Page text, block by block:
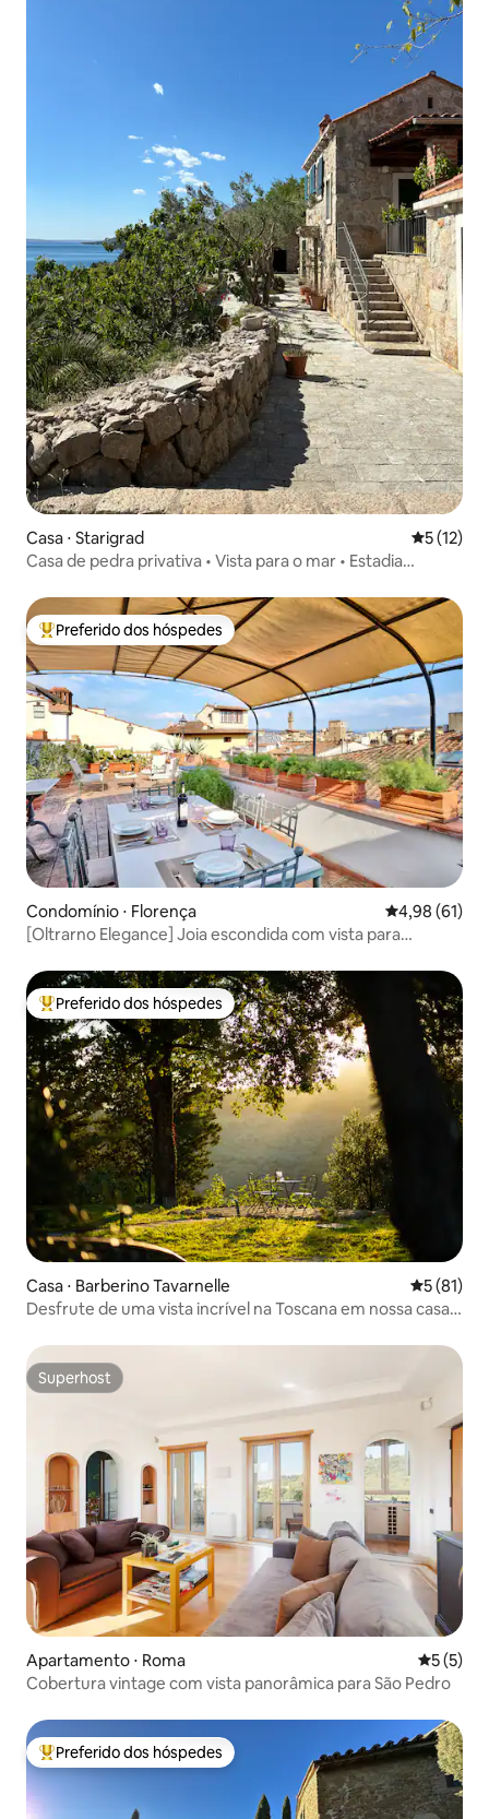
Casa ⋅ Starigrad 5 de uma
5 (12)
Casa de pedra privativa • Vista para o mar • Estadia
Entre os melhores preferidos dos hóspedes
Preferido dos hóspedes
Condomínio ⋅ Florença 4,98 de uma
4,98 (61)
[Oltrarno Elegance] Joia escondida com vista para
Entre os melhores preferidos dos hóspedes
Preferido dos hóspedes
Casa ⋅ Barberino Tavarnelle 5 de uma
5 (81)
Desfrute de uma vista incrível na Toscana em nossa casa
Superhost
Superhost
Apartamento ⋅ Roma 5 de
5 (5)
Cobertura vintage com vista panorâmica para São Pedro
Entre os melhores preferidos dos hóspedes
Preferido dos hóspedes